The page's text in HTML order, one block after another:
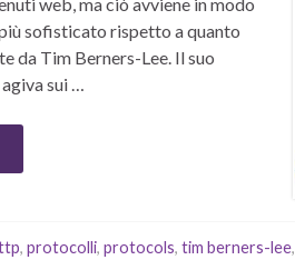
sofisticato rispetto a quanto
da Tim Berners-Lee. Il suo
sui …
, protocolli, protocols, tim berners-lee,